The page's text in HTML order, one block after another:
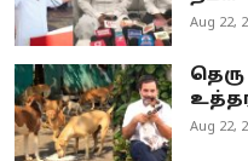
Aug 22,
Aug 22,